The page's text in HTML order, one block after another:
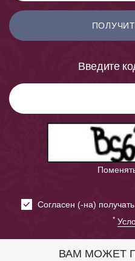
Введите
Cогласен (-на)
*
ВАМ МОЖЕТ